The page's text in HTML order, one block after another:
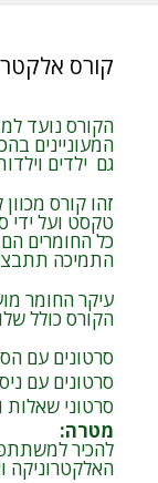
קורס
הקורס נועד
המעוניינים
גם ילדים וילדות מגיל 12 יוכלו
זהו קורס
טקסט ועל ידי
כל החומרים הם
התמיכה
עיקר החומר
הקורס כולל
סרטונים עם
סרטונים עם
סרטוני
מטרה:
להכיר
האלקטרוניקה